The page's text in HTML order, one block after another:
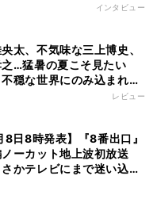
インタビュー
太、不気味な三上博史、
…猛暑の夏こそ見たい
不穏な世界にのみ込まれる
レビュー
8日8時発表】『8番出口』
ーカット地上波初放送
かテレビにまで迷い込ん